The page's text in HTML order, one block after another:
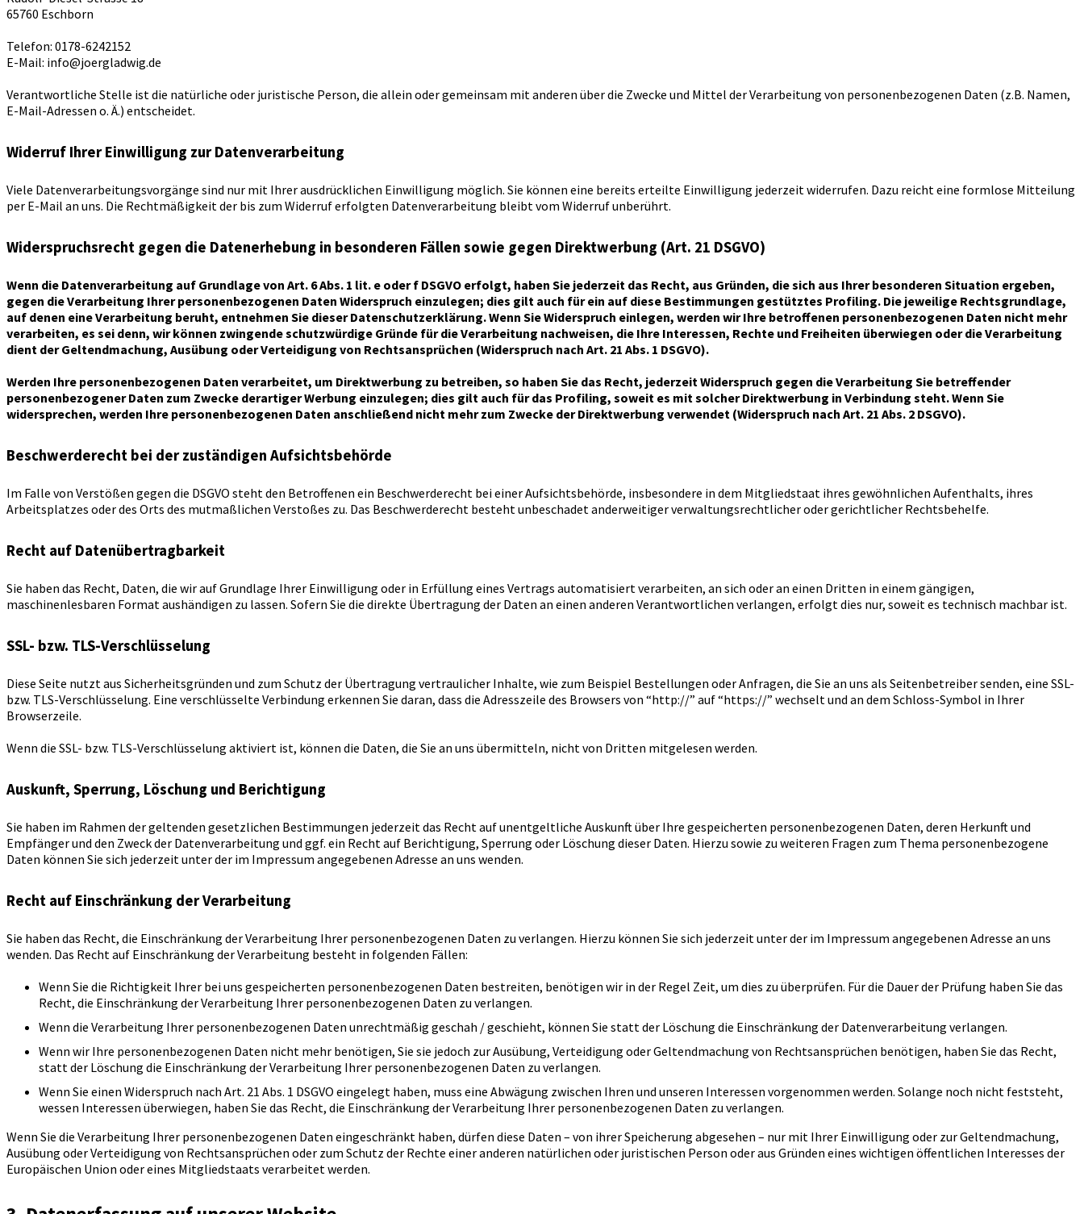
65760 Eschborn
Telefon: 0178-6242152
E-Mail: info@joergladwig.de
Verantwortliche Stelle ist die natürliche oder juristische Person, die allein oder gemeinsam mit anderen über die Zwecke und Mittel der Verarbeitung von personenbezogenen Daten (z.B. Namen,
E-Mail-Adressen o. Ä.) entscheidet.
Widerruf Ihrer Einwilligung zur Datenverarbeitung
Viele Datenverarbeitungsvorgänge sind nur mit Ihrer ausdrücklichen Einwilligung möglich. Sie können eine bereits erteilte Einwilligung jederzeit widerrufen. Dazu reicht eine formlose Mitteilung
per E-Mail an uns. Die Rechtmäßigkeit der bis zum Widerruf erfolgten Datenverarbeitung bleibt vom Widerruf unberührt.
Widerspruchsrecht gegen die Datenerhebung in besonderen Fällen sowie gegen Direktwerbung (Art. 21 DSGVO)
Wenn die Datenverarbeitung auf Grundlage von Art. 6 Abs. 1 lit. e oder f DSGVO erfolgt, haben Sie jederzeit das Recht, aus Gründen, die sich aus Ihrer besonderen Situation ergeben,
gegen die Verarbeitung Ihrer personenbezogenen Daten Widerspruch einzulegen; dies gilt auch für ein auf diese Bestimmungen gestütztes Profiling. Die jeweilige Rechtsgrundlage,
auf denen eine Verarbeitung beruht, entnehmen Sie dieser Datenschutzerklärung. Wenn Sie Widerspruch einlegen, werden wir Ihre betroffenen personenbezogenen Daten nicht mehr
verarbeiten, es sei denn, wir können zwingende schutzwürdige Gründe für die Verarbeitung nachweisen, die Ihre Interessen, Rechte und Freiheiten überwiegen oder die Verarbeitung
dient der Geltendmachung, Ausübung oder Verteidigung von Rechtsansprüchen (Widerspruch nach Art. 21 Abs. 1 DSGVO).
Werden Ihre personenbezogenen Daten verarbeitet, um Direktwerbung zu betreiben, so haben Sie das Recht, jederzeit Widerspruch gegen die Verarbeitung Sie betreffender
personenbezogener Daten zum Zwecke derartiger Werbung einzulegen; dies gilt auch für das Profiling, soweit es mit solcher Direktwerbung in Verbindung steht. Wenn Sie
widersprechen, werden Ihre personenbezogenen Daten anschließend nicht mehr zum Zwecke der Direktwerbung verwendet (Widerspruch nach Art. 21 Abs. 2 DSGVO).
Beschwerderecht bei der zuständigen Aufsichtsbehörde
Im Falle von Verstößen gegen die DSGVO steht den Betroffenen ein Beschwerderecht bei einer Aufsichtsbehörde, insbesondere in dem Mitgliedstaat ihres gewöhnlichen Aufenthalts, ihres
Arbeitsplatzes oder des Orts des mutmaßlichen Verstoßes zu. Das Beschwerderecht besteht unbeschadet anderweitiger verwaltungsrechtlicher oder gerichtlicher Rechtsbehelfe.
Recht auf Datenübertragbarkeit
Sie haben das Recht, Daten, die wir auf Grundlage Ihrer Einwilligung oder in Erfüllung eines Vertrags automatisiert verarbeiten, an sich oder an einen Dritten in einem gängigen,
maschinenlesbaren Format aushändigen zu lassen. Sofern Sie die direkte Übertragung der Daten an einen anderen Verantwortlichen verlangen, erfolgt dies nur, soweit es technisch machbar ist.
SSL- bzw. TLS-Verschlüsselung
Diese Seite nutzt aus Sicherheitsgründen und zum Schutz der Übertragung vertraulicher Inhalte, wie zum Beispiel Bestellungen oder Anfragen, die Sie an uns als Seitenbetreiber senden, eine SSL-
bzw. TLS-Verschlüsselung. Eine verschlüsselte Verbindung erkennen Sie daran, dass die Adresszeile des Browsers von “http://” auf “https://” wechselt und an dem Schloss-Symbol in Ihrer
Browserzeile.
Wenn die SSL- bzw. TLS-Verschlüsselung aktiviert ist, können die Daten, die Sie an uns übermitteln, nicht von Dritten mitgelesen werden.
Auskunft, Sperrung, Löschung und Berichtigung
Sie haben im Rahmen der geltenden gesetzlichen Bestimmungen jederzeit das Recht auf unentgeltliche Auskunft über Ihre gespeicherten personenbezogenen Daten, deren Herkunft und
Empfänger und den Zweck der Datenverarbeitung und ggf. ein Recht auf Berichtigung, Sperrung oder Löschung dieser Daten. Hierzu sowie zu weiteren Fragen zum Thema personenbezogene
Daten können Sie sich jederzeit unter der im Impressum angegebenen Adresse an uns wenden.
Recht auf Einschränkung der Verarbeitung
Sie haben das Recht, die Einschränkung der Verarbeitung Ihrer personenbezogenen Daten zu verlangen. Hierzu können Sie sich jederzeit unter der im Impressum angegebenen Adresse an uns
wenden. Das Recht auf Einschränkung der Verarbeitung besteht in folgenden Fällen:
Wenn Sie die Richtigkeit Ihrer bei uns gespeicherten personenbezogenen Daten bestreiten, benötigen wir in der Regel Zeit, um dies zu überprüfen. Für die Dauer der Prüfung haben Sie das
Recht, die Einschränkung der Verarbeitung Ihrer personenbezogenen Daten zu verlangen.
Wenn die Verarbeitung Ihrer personenbezogenen Daten unrechtmäßig geschah / geschieht, können Sie statt der Löschung die Einschränkung der Datenverarbeitung verlangen.
Wenn wir Ihre personenbezogenen Daten nicht mehr benötigen, Sie sie jedoch zur Ausübung, Verteidigung oder Geltendmachung von Rechtsansprüchen benötigen, haben Sie das Recht,
statt der Löschung die Einschränkung der Verarbeitung Ihrer personenbezogenen Daten zu verlangen.
Wenn Sie einen Widerspruch nach Art. 21 Abs. 1 DSGVO eingelegt haben, muss eine Abwägung zwischen Ihren und unseren Interessen vorgenommen werden. Solange noch nicht feststeht,
wessen Interessen überwiegen, haben Sie das Recht, die Einschränkung der Verarbeitung Ihrer personenbezogenen Daten zu verlangen.
Wenn Sie die Verarbeitung Ihrer personenbezogenen Daten eingeschränkt haben, dürfen diese Daten – von ihrer Speicherung abgesehen – nur mit Ihrer Einwilligung oder zur Geltendmachung,
Ausübung oder Verteidigung von Rechtsansprüchen oder zum Schutz der Rechte einer anderen natürlichen oder juristischen Person oder aus Gründen eines wichtigen öffentlichen Interesses der
Europäischen Union oder eines Mitgliedstaats verarbeitet werden.